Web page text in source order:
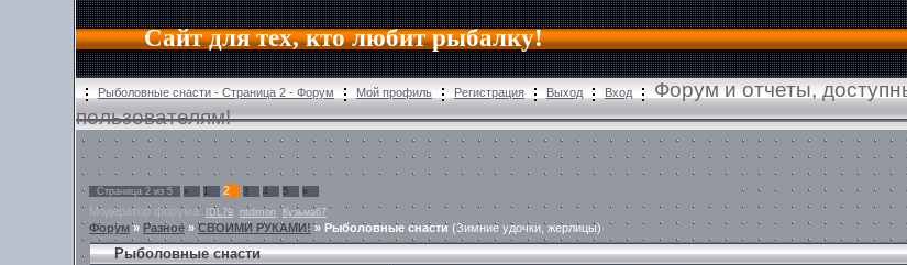
Сайт для тех, кто любит рыбалку!
Рыболовные снасти - Страница 2 - Форум Мой профиль Регистрация Выход Вход
Форум и отчеты,
пользователям!
Страница 2 из 5 « 1 2 3 4 5 »
Модератор форума: IDL79 ntdimon , Кузьма67
Форум» Разное » СВОИМИ РУКАМИ! » Рыболовные снасти (Зимние удочки, жерлицы)
Рыболовные снасти